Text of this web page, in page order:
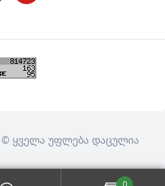
© ყველა უფლება დაცულია